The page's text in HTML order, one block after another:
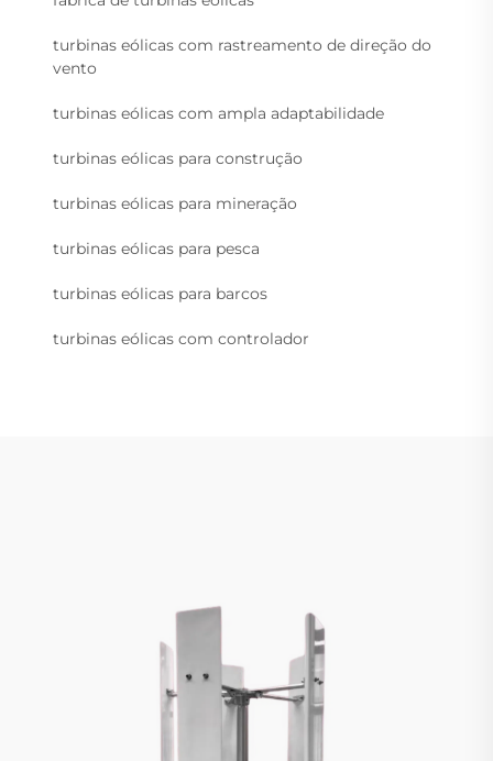
turbinas eólicas com rastreamento de direção do
vento
turbinas eólicas com ampla adaptabilidade
turbinas eólicas para construção
turbinas eólicas para mineração
turbinas eólicas para pesca
turbinas eólicas para barcos
turbinas eólicas com controlador